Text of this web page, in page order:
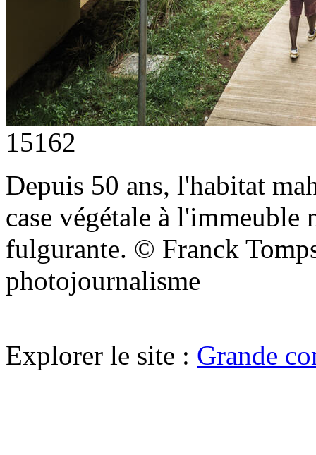
15162
Depuis 50 ans, l'habitat
case végétale à l'immeuble
fulgurante. © Franck
photojournalisme
Explorer le site : Grande